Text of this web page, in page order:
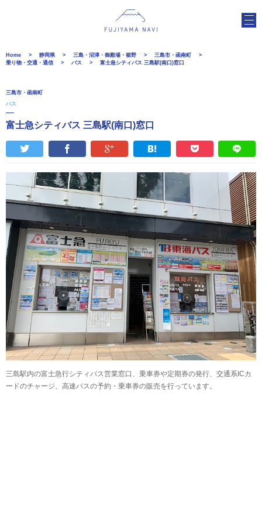
Home 静岡県 三島・沼津・御殿場・裾野
三島市・函南町
乗り物・交通・通信
バス 富士急シティバス 三島駅(南口)窓口
三島市・函南町
バス
富士急シティバス 三島駅(南口)窓口
三島駅内の富士急行シティバス営業窓口、乗車券や定期券の発行、交通系ICカ
ードのチャージ、高速バスの予約・乗車券の販売を行っています。